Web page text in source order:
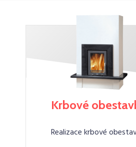
Krbové
Realizace krbové